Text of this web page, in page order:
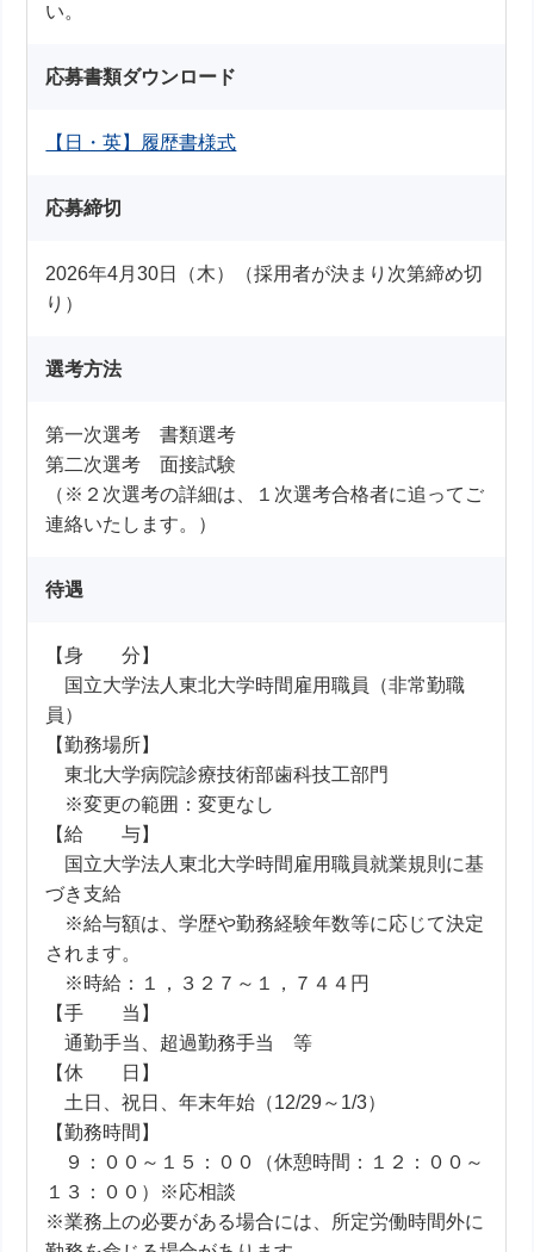
い。
応募書類ダウンロード
【日・英】履歴書様式
応募締切
2026年4月30日（木）（採用者が決まり次第締め切
り）
選考方法
第一次選考 書類選考
第二次選考 面接試験
（※２次選考の詳細は、１次選考合格者に追ってご
連絡いたします。）
待遇
【身 分】
国立大学法人東北大学時間雇用職員（非常勤職
員）
【勤務場所】
東北大学病院診療技術部歯科技工部門
※変更の範囲：変更なし
【給 与】
国立大学法人東北大学時間雇用職員就業規則に基
づき支給
※給与額は、学歴や勤務経験年数等に応じて決定
されます。
※時給：１，３２７～１，７４４円
【手 当】
通勤手当、超過勤務手当 等
【休 日】
土日、祝日、年末年始（12/29～1/3）
【勤務時間】
９：００～１５：００（休憩時間：１２：００～
１３：００）※応相談
※業務上の必要がある場合には、所定労働時間外に